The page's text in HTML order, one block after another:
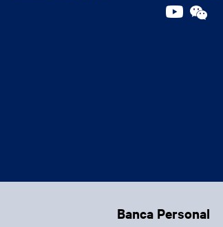
Banca Personal